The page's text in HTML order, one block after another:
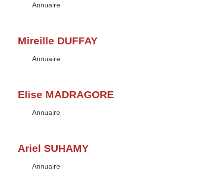
Type :
Annuaire
Mireille DUFFAY
Type :
Annuaire
Elise MADRAGORE
Type :
Annuaire
Ariel SUHAMY
Type :
Annuaire